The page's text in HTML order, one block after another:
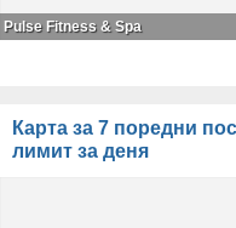
Pulse Fitness & Spa
Карта за 7 поредни
лимит за деня